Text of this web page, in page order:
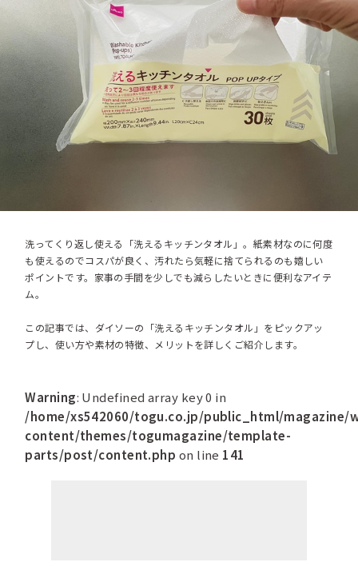
洗ってくり返し使える「洗えるキッチンタオル」。紙素材なのに何度
も使えるのでコスパが良く、汚れたら気軽に捨てられるのも嬉しい
ポイントです。家事の手間を少しでも減らしたいときに便利なアイテ
ム。
この記事では、ダイソーの「洗えるキッチンタオル」をピックアッ
プし、使い方や素材の特徴、メリットを詳しくご紹介します。
Warning: Undefined array key 0 in
/home/xs542060/togu.co.jp/public_html/magazine/
content/themes/togumagazine/template-
parts/post/content.php on line 141